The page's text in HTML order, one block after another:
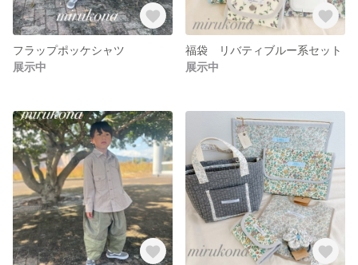
フラップポッケシャツ
展示中
福袋 リバティブルー系セット
展示中